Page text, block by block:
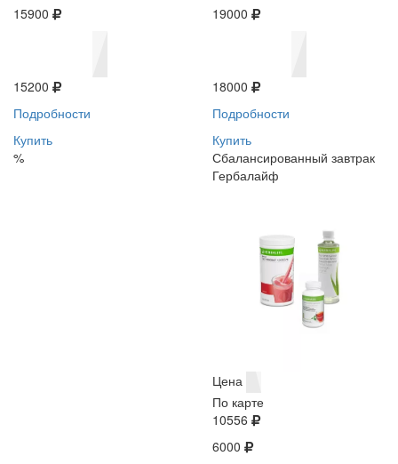
15900
15200
Подробности
Купить
%
19000
18000
Подробности
Купить
Сбалансированный завтрак
Гербалайф
Цена
По карте
10556
6000